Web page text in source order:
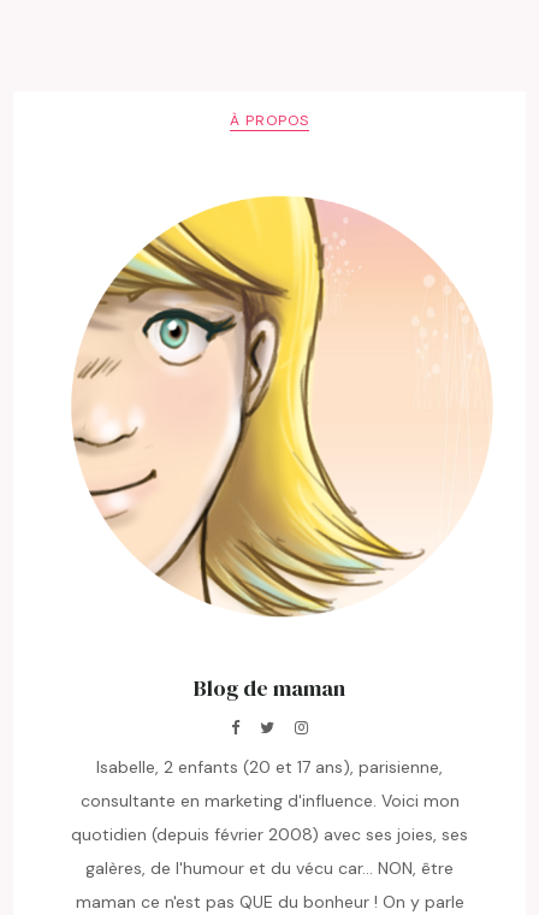
À PROPOS
Blog de maman
Isabelle, 2 enfants (20 et 17 ans), parisienne,
consultante en marketing d'influence. Voici mon
quotidien (depuis février 2008) avec ses joies, ses
galères, de l'humour et du vécu car... NON, être
maman ce n'est pas QUE du bonheur ! On y parle